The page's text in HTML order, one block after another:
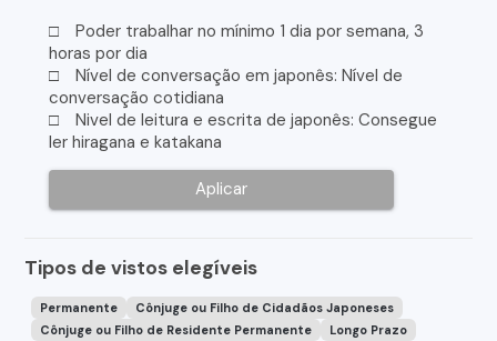
□ Poder trabalhar no mínimo 1 dia por semana, 3
horas por dia
□ Nível de conversação em japonês: Nível de
conversação cotidiana
□ Nivel de leitura e escrita de japonês: Consegue
ler hiragana e katakana
Aplicar
Tipos de vistos elegíveis
Permanente
Cônjuge ou Filho de Cidadãos Japoneses
Cônjuge ou Filho de Residente Permanente
Longo Prazo